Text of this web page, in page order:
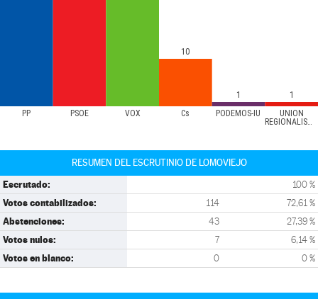
PP PSOE VOX Cs PODEMOS-IU
UNIÓN
REGIONALISTA
10
1 1
RESUMEN DEL ESCRUTINIO DE LOMOVIEJO
Escrutado: 100 %
Votos contabilizados: 114 72,61 %
Abstenciones: 43 27,39 %
Votos nulos: 7 6,14 %
Votos en blanco: 0 0 %